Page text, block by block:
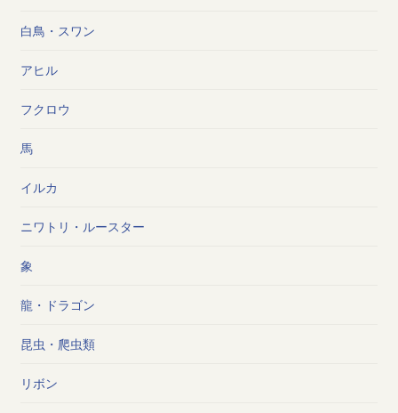
白鳥・スワン
アヒル
フクロウ
馬
イルカ
ニワトリ・ルースター
象
龍・ドラゴン
昆虫・爬虫類
リボン